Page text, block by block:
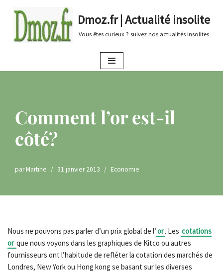
au
Dmoz.fr | Actualité insolite
Vous êtes curieux ? suivez nos actualités insolites
Comment l’or est-il
côté?
parMartine 31 janvier 2013 Economie
Nous ne pouvons pas parler d’un prix global de l’or. Les cotations
or que nous voyons dans les graphiques de Kitco ou autres
fournisseurs ont l’habitude de refléter la cotation des marchés de
Londres, New York ou Hong kong se basant sur les diverses